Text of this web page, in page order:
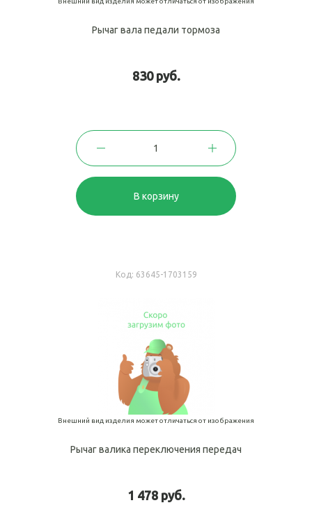
Рычаг вала педали тормоза
830 руб.
В корзину
Код: 63645-1703159
Внешний вид изделия может отличаться от изображения
Рычаг валика переключения передач
1 478 руб.